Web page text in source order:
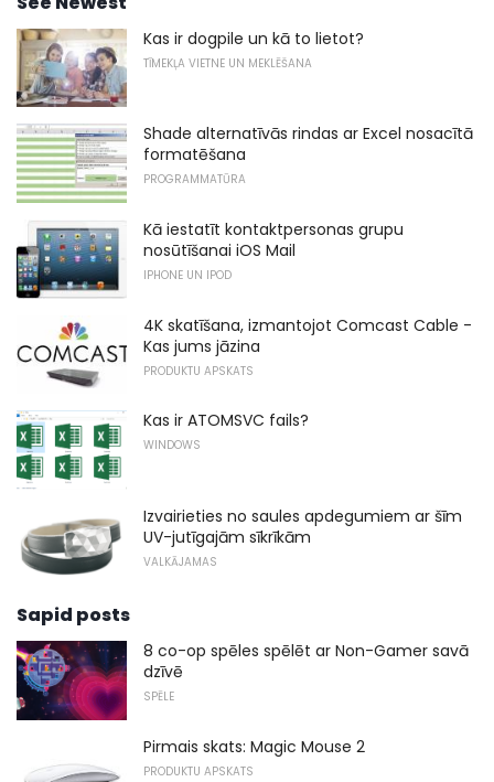
Kas ir dogpile un kā to lietot?
TĪMEKĻA VIETNE UN MEKLĒŠANA
Shade alternatīvās rindas ar Excel nosacītā
formatēšana
PROGRAMMATŪRA
Kā iestatīt kontaktpersonas grupu
nosūtīšanai iOS Mail
IPHONE UN IPOD
4K skatīšana, izmantojot Comcast Cable -
Kas jums jāzina
PRODUKTU APSKATS
Kas ir ATOMSVC fails?
WINDOWS
Izvairieties no saules apdegumiem ar šīm
UV-jutīgajām sīkrīkām
VALKĀJAMAS
Sapid posts
8 co-op spēles spēlēt ar Non-Gamer savā
dzīvē
SPĒLE
Pirmais skats: Magic Mouse 2
PRODUKTU APSKATS